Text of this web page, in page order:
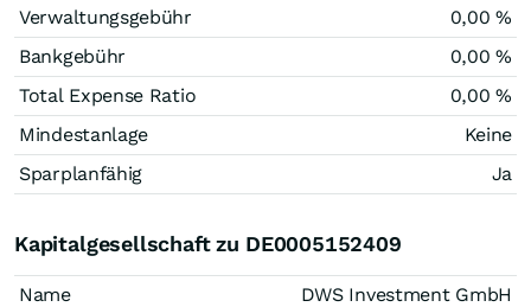
Verwaltungsgebühr
0,00 %
Bankgebühr
0,00 %
Total Expense Ratio
0,00 %
Mindestanlage
Keine
Sparplanfähig
Ja
Kapitalgesellschaft zu DE0005152409
Name
DWS Investment GmbH